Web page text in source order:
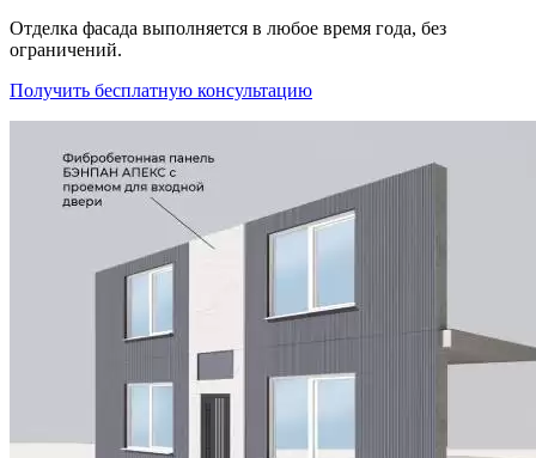
Отделка фасада выполняется в любое время года, без
ограничений.
Получить бесплатную консультацию